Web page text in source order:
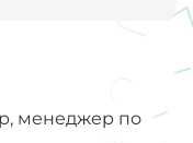
менеджер по